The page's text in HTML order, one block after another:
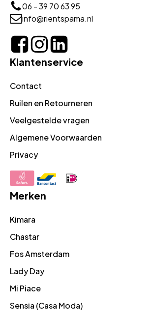
06 - 39 70 63 95
info@rientspama.nl
Klantenservice
Contact
Ruilen en Retourneren
Veelgestelde vragen
Algemene Voorwaarden
Privacy
Merken
Kimara
Chastar
Fos Amsterdam
Lady Day
Mi Piace
Sensia (Casa Moda)